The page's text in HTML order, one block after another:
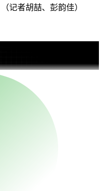
记者胡喆、彭韵佳）